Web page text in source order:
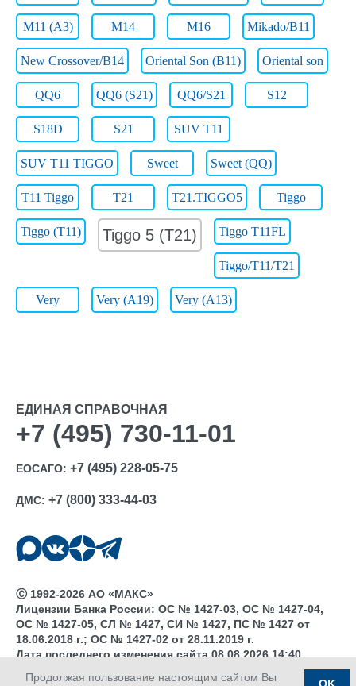
M11 (A3) M14 M16 Mikado/B11
New Crossover/B14 Oriental Son (B11) Oriental son
QQ6 QQ6 (S21) QQ6/S21 S12
S18D S21 SUV T11
SUV T11 TIGGO Sweet Sweet (QQ)
T11 Tiggo T21 T21.TIGGO5 Tiggo
Tiggo (T11) Tiggo 5 (T21) Tiggo T11FL
Tiggo/T11/T21
Very Very (A19) Very (А13)
Продолжая пользование настоящим сайтом Вы
ЕДИНАЯ СПРАВОЧНАЯ
+7 (495) 730-11-01
ЕОСАГО: +7 (495) 228-05-75
ДМС: +7 (800) 333-44-03
Ⓒ 1992-2026 АО «МАКС»
Лицензии Банка России: ОС № 1427-03, ОС № 1427-04,
ОС № 1427-05, СЛ № 1427, СИ № 1427, ПС № 1427 от
18.06.2018 г.; ОС № 1427-02 от 28.11.2019 г.
Дата последнего изменения сайта 08.08.2026 14:40